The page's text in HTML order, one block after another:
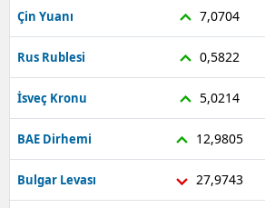
Çin Yuanı 7,0704
Rus Rublesi 0,5822
İsveç Kronu 5,0214
BAE Dirhemi 12,9805
Bulgar Levası 27,9743